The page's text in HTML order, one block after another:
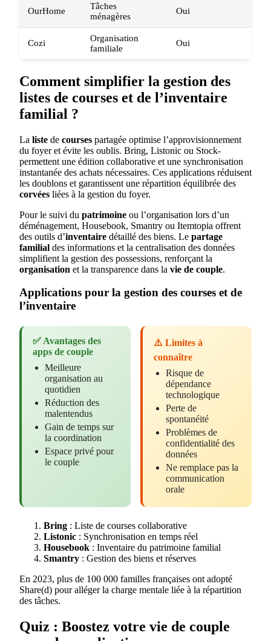
OurHome
Tâches
ménagères
Oui
Cozi
Organisation
familiale
Oui
Comment simplifier la gestion des
listes de courses et de l’inventaire
familial ?
La liste de courses partagée optimise l’approvisionnement
du foyer et évite les oublis. Bring, Listonic ou Stock-
permettent une édition collaborative et une synchronisation
instantanée des achats nécessaires. Ces applications réduisent
les doublons et garantissent une répartition équilibrée des
corvées liées à la gestion du foyer.
Pour le suivi du patrimoine ou l’organisation lors d’un
déménagement, Housebook, Smantry ou Itemtopia offrent
des outils d’inventaire détaillé des biens. Le partage
familial des informations et la centralisation des données
simplifient la gestion des possessions, renforçant la
organisation et la transparence dans la vie de couple.
Applications pour la gestion des courses et de
l’inventaire
✅ Avantages des
apps de couple
Meilleure
organisation au
quotidien
Réduction des
malentendus
Gain de temps sur
la coordination
Espace privé pour
le couple
⚠️ Limites à
connaître
Risque de
dépendance
technologique
Perte de
spontanéité
Problèmes de
confidentialité des
données
Ne remplace pas la
communication
orale
Bring : Liste de courses collaborative
Listonic : Synchronisation en temps réel
Housebook : Inventaire du patrimoine familial
Smantry : Gestion des biens et réserves
En 2023, plus de 100 000 familles françaises ont adopté
Share(d) pour alléger la charge mentale liée à la répartition
des tâches.
Quiz : Boostez votre vie de couple